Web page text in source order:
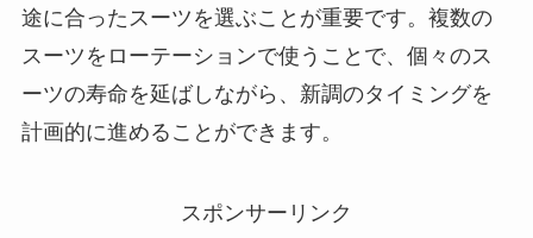
途に合ったスーツを選ぶことが重要です。複数の
スーツをローテーションで使うことで、個々のス
ーツの寿命を延ばしながら、新調のタイミングを
計画的に進めることができます。
スポンサーリンク